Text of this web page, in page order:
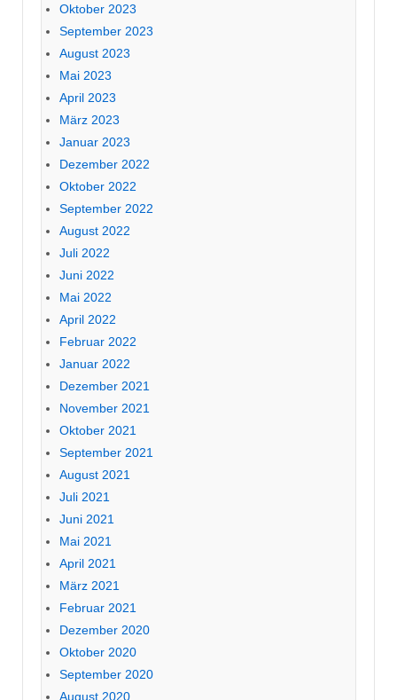
Oktober 2023
September 2023
August 2023
Mai 2023
April 2023
März 2023
Januar 2023
Dezember 2022
Oktober 2022
September 2022
August 2022
Juli 2022
Juni 2022
Mai 2022
April 2022
Februar 2022
Januar 2022
Dezember 2021
November 2021
Oktober 2021
September 2021
August 2021
Juli 2021
Juni 2021
Mai 2021
April 2021
März 2021
Februar 2021
Dezember 2020
Oktober 2020
September 2020
August 2020